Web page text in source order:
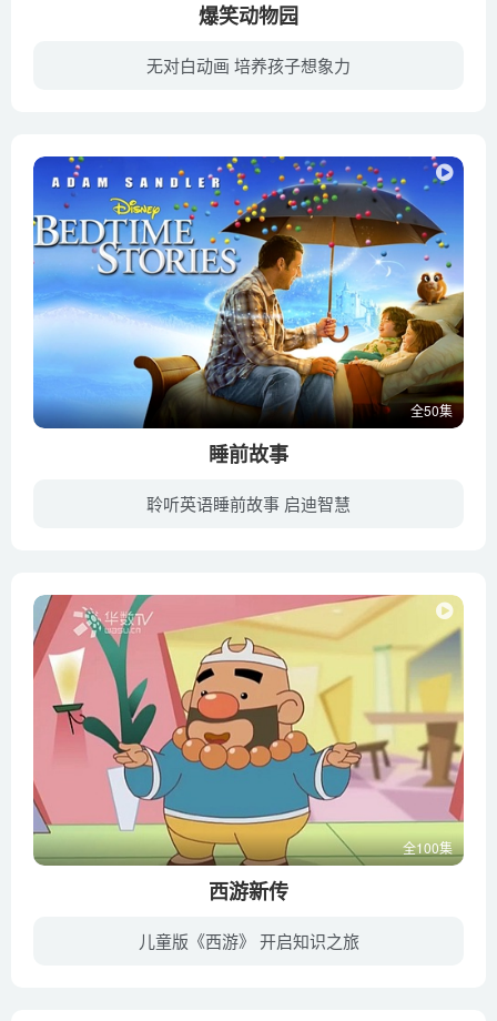
96. 染色坑
97. 组装压路机
98. 工程车想要装载的蔬菜
99. 水果轮胎
100. 工程车教你认识颜色
爆笑动物园
无对白动画 培养孩子想象力
全50集
睡前故事
聆听英语睡前故事 启迪智慧
全100集
西游新传
儿童版《西游》 开启知识之旅